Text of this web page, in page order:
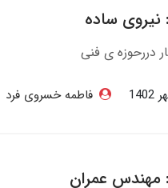
نیروی ساده
دررحوزه ی فنی
فاطمه خسروی فرد
مهندس عمران